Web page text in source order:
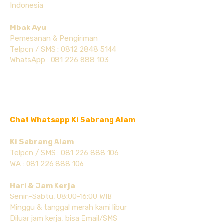
Indonesia
Mbak Ayu
Pemesanan & Pengiriman
Telpon / SMS : 0812 2848 5144
WhatsApp : 081 226 888 103
Chat Whatsapp Ki Sabrang Alam
Ki Sabrang Alam
Telpon / SMS : 081 226 888 106
WA : 081 226 888 106
Hari & Jam Kerja
Senin-Sabtu, 08:00-16:00 WIB
Minggu & tanggal merah kami libur
Diluar jam kerja, bisa Email/SMS